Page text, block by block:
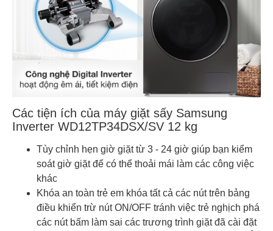
Các tiện ích của máy giặt sấy Samsung
Inverter WD12TP34DSX/SV 12 kg
Tùy chỉnh hẹn giờ giặt từ 3 - 24 giờ giúp bạn kiểm
soát giờ giặt để có thể thoải mái làm các công việc
khác
Khóa an toàn trẻ em khóa tất cả các nút trên bảng
điều khiển trừ nút ON/OFF tránh việc trẻ nghịch phá
các nút bấm làm sai các trương trình giặt đã cài đặt